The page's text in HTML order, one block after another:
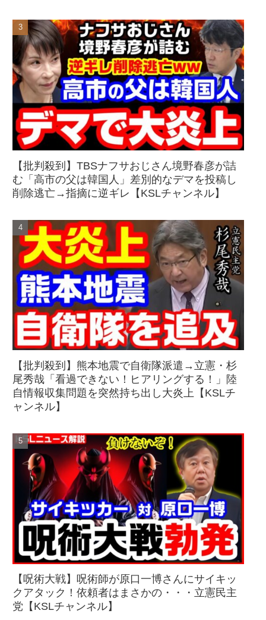
【批判殺到】TBSナフサおじさん境野春彦が詰
む「高市の父は韓国人」差別的なデマを投稿し
削除逃亡→指摘に逆ギレ【KSLチャンネル】
【批判殺到】熊本地震で自衛隊派遣→立憲・杉
尾秀哉「看過できない！ヒアリングする！」陸
自情報収集問題を突然持ち出し大炎上【KSLチ
ャンネル】
【呪術大戦】呪術師が原口一博さんにサイキッ
クアタック！依頼者はまさかの・・・立憲民主
党【KSLチャンネル】